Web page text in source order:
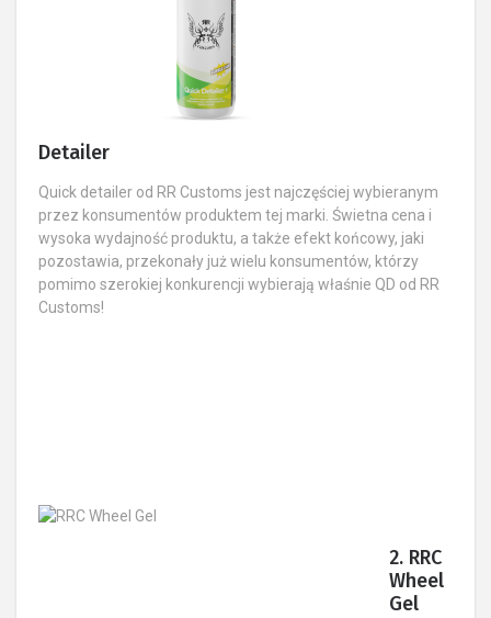
Detailer​
Quick detailer od RR Customs jest najczęściej wybieranym
przez konsumentów produktem tej marki. Świetna cena i
wysoka wydajność produktu, a także efekt końcowy, jaki
pozostawia, przekonały już wielu konsumentów, którzy
pomimo szerokiej konkurencji wybierają właśnie QD od RR
Customs!
2. RRC
Wheel
Gel